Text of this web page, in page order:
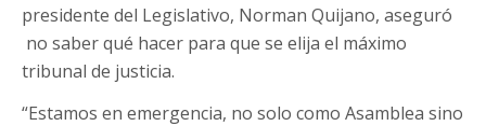
presidente del Legislativo, Norman Quijano, aseguró
no saber qué hacer para que se elija el máximo
tribunal de justicia.
“Estamos en emergencia, no solo como Asamblea sino